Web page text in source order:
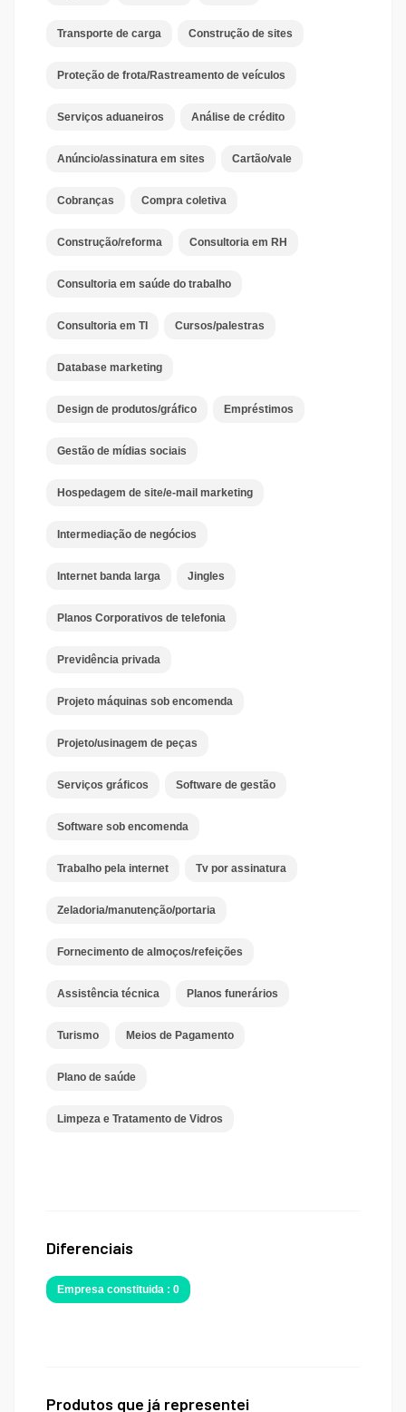
Transporte de carga Construção de sites
Proteção de frota/Rastreamento de veículos
Serviços aduaneiros Análise de crédito
Anúncio/assinatura em sites Cartão/vale
Cobranças Compra coletiva
Construção/reforma Consultoria em RH
Consultoria em saúde do trabalho
Consultoria em TI Cursos/palestras
Database marketing
Design de produtos/gráfico Empréstimos
Gestão de mídias sociais
Hospedagem de site/e-mail marketing
Intermediação de negócios
Internet banda larga Jingles
Planos Corporativos de telefonia
Previdência privada
Projeto máquinas sob encomenda
Projeto/usinagem de peças
Serviços gráficos Software de gestão
Software sob encomenda
Trabalho pela internet Tv por assinatura
Zeladoria/manutenção/portaria
Fornecimento de almoços/refeições
Assistência técnica Planos funerários
Turismo Meios de Pagamento
Plano de saúde
Limpeza e Tratamento de Vidros
Diferenciais
Empresa constituida : 0
Produtos que já representei